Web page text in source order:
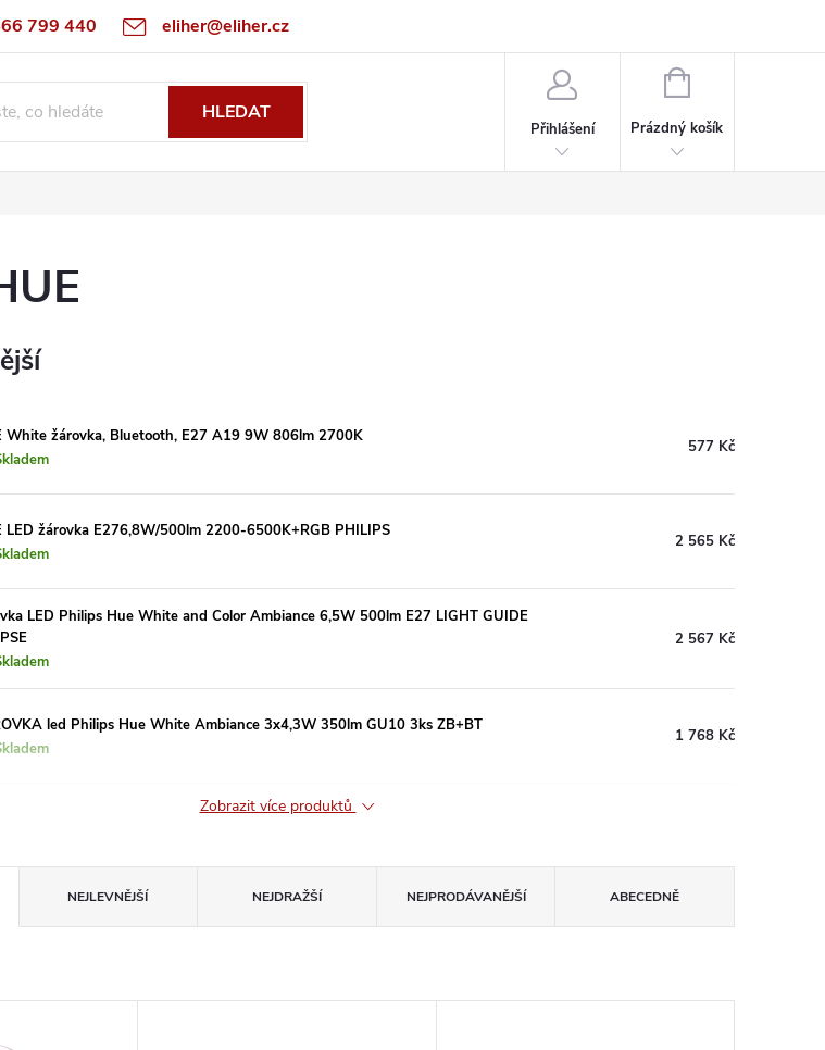
799 440 eliher@eliher.cz
Reklamační řád Specialista na Bordeaux
HLEDAT
Přihlášení
NÁKUPNÍ
Prázdný košík
White žárovka, Bluetooth, E27 A19 9W 806lm 2700K
577 Kč
LED žárovka E276,8W/500lm 2200-6500K+RGB PHILIPS
2 565 Kč
LED Philips Hue White and Color Ambiance 6,5W 500lm E27 LIGHT GUIDE
2 567 Kč
led Philips Hue White Ambiance 3x4,3W 350lm GU10 3ks ZB+BT
1 768 Kč
Zobrazit více produktů
NEJLEVNĚJŠÍ NEJDRAŽŠÍ NEJPRODÁVANĚJŠÍ ABECEDNĚ